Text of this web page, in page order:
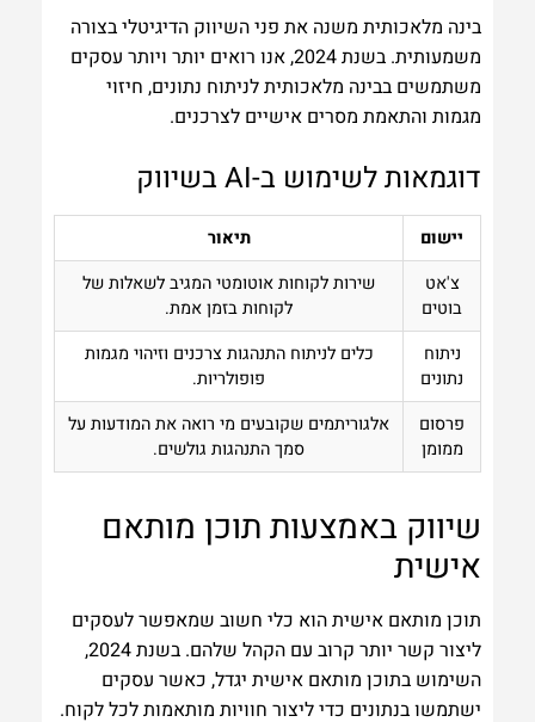
בינה מלאכותית משנה את פני השיווק הדיגיטלי בצורה
משמעותית. בשנת 2024, אנו רואים יותר ויותר עסקים
משתמשים בבינה מלאכותית לניתוח נתונים, חיזוי
מגמות והתאמת מסרים אישיים לצרכנים.
דוגמאות לשימוש ב-AI בשיווק
יישום
תיאור
צ'אט
בוטים
שירות לקוחות אוטומטי המגיב לשאלות של
לקוחות בזמן אמת.
ניתוח
נתונים
כלים לניתוח התנהגות צרכנים וזיהוי מגמות
פופולריות.
פרסום
ממומן
אלגוריתמים שקובעים מי רואה את המודעות על
סמך התנהגות גולשים.
שיווק באמצעות תוכן מותאם
אישית
תוכן מותאם אישית הוא כלי חשוב שמאפשר לעסקים
ליצור קשר יותר קרוב עם הקהל שלהם. בשנת 2024,
השימוש בתוכן מותאם אישית יגדל, כאשר עסקים
ישתמשו בנתונים כדי ליצור חוויות מותאמות לכל לקוח.